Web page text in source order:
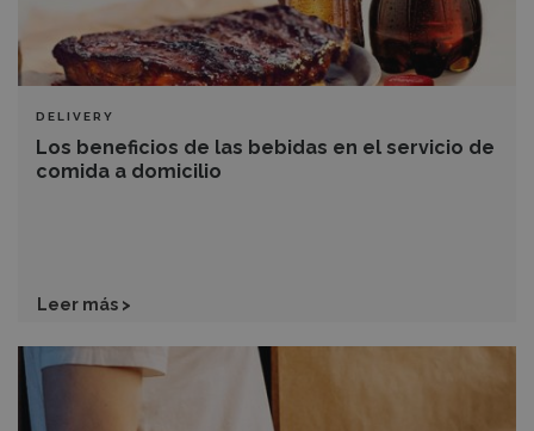
DELIVERY
Los beneficios de las bebidas en el servicio de
comida a domicilio
a
domicilio
Leer más >
¿Quieres
optimizar
tu